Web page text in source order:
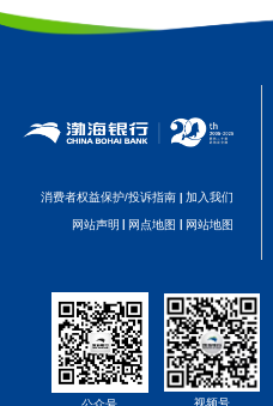
消费者权益保护/投诉指南 加入我们
网站声明 网点地图 网站地图